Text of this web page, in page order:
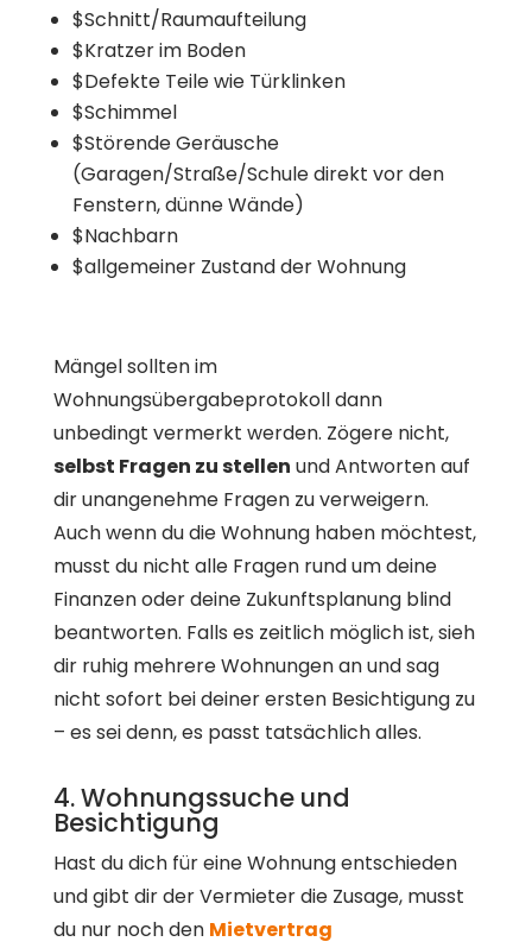
$Schnitt/Raumaufteilung
$Kratzer im Boden
$Defekte Teile wie Türklinken
$Schimmel
$Störende Geräusche
(Garagen/Straße/Schule direkt vor den
Fenstern, dünne Wände)
$Nachbarn
$allgemeiner Zustand der Wohnung
Mängel sollten im
Wohnungsübergabeprotokoll dann
unbedingt vermerkt werden. Zögere nicht,
selbst Fragen zu stellen und Antworten auf
dir unangenehme Fragen zu verweigern.
Auch wenn du die Wohnung haben möchtest,
musst du nicht alle Fragen rund um deine
Finanzen oder deine Zukunftsplanung blind
beantworten. Falls es zeitlich möglich ist, sieh
dir ruhig mehrere Wohnungen an und sag
nicht sofort bei deiner ersten Besichtigung zu
– es sei denn, es passt tatsächlich alles.
4. Wohnungssuche und
Besichtigung
Hast du dich für eine Wohnung entschieden
und gibt dir der Vermieter die Zusage, musst
du nur noch den Mietvertrag